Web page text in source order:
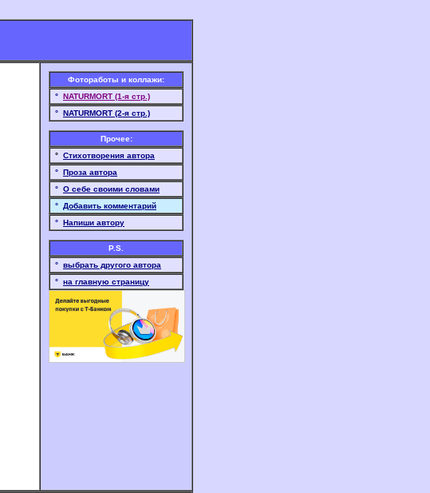
Фотоработы и коллажи:
° NATURMORT (1-я стр.)
° NATURMORT (2-я стр.)
Прочее:
° Стихотворения автора
° Проза автора
° О себе своими словами
° Добавить комментарий
° Напиши автору
P.S.
° выбрать другого автора
° на главную страницу